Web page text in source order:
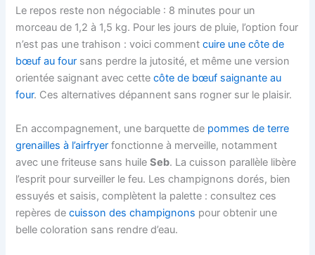
Le repos reste non négociable : 8 minutes pour un
morceau de 1,2 à 1,5 kg. Pour les jours de pluie, l’option four
n’est pas une trahison : voici commentcuire une côte de
bœuf au four sans perdre la jutosité, et même une version
orientée saignant avec cettecôte de bœuf saignante au
four. Ces alternatives dépannent sans rogner sur le plaisir.
En accompagnement, une barquette de pommes de terre
grenailles à l’airfryer fonctionne à merveille, notamment
avec une friteuse sans huileSeb. La cuisson parallèle libère
l’esprit pour surveiller le feu. Les champignons dorés, bien
essuyés et saisis, complètent la palette : consultez ces
repères decuisson des champignons pour obtenir une
belle coloration sans rendre d’eau.